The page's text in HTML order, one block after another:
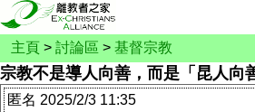
主頁 > 討論區 > 基督宗教
宗教不是導人向善，而是「昆人向
匿名 2025/2/3 11:35